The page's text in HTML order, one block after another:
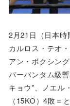
2月21日（日本
カルロス・テオ
アン・ボクシン
パーバンタム級
キョウ”、ノエル
（15KO）4敗＝